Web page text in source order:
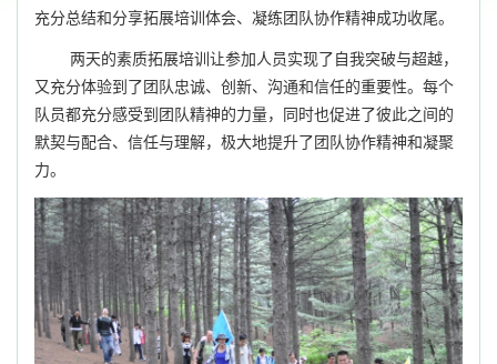
充分总结和分享拓展培训体会、凝练团队协作精神成功收尾。
两天的素质拓展培训 让参加人员 实现了自我突破与超越，
又充分体验到了团队忠诚、创新、沟通和信任的重要性。每个
队员都充分感受到团队精神的力量，同时也促进了彼此之间的
默契与配合、信任与理解， 极大地提升了团队协作精神和凝聚
力。